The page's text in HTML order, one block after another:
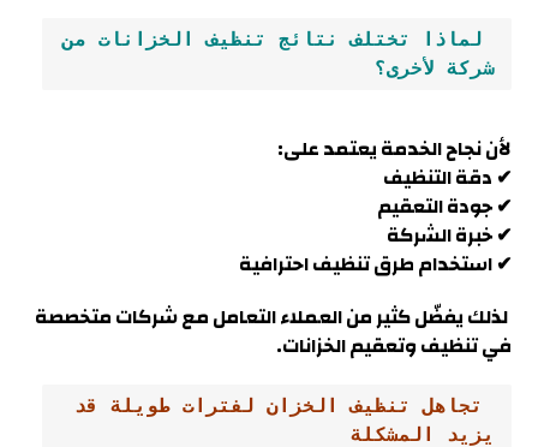
لماذا تختلف نتائج تنظيف الخزانات من
شركة لأخرى؟
لأن نجاح الخدمة يعتمد على:
✔ دقة التنظيف
✔ جودة التعقيم
✔ خبرة الشركة
✔ استخدام طرق تنظيف احترافية
لذلك يفضّل كثير من العملاء التعامل مع شركات متخصصة
في تنظيف وتعقيم الخزانات.
يزيد المشكلة